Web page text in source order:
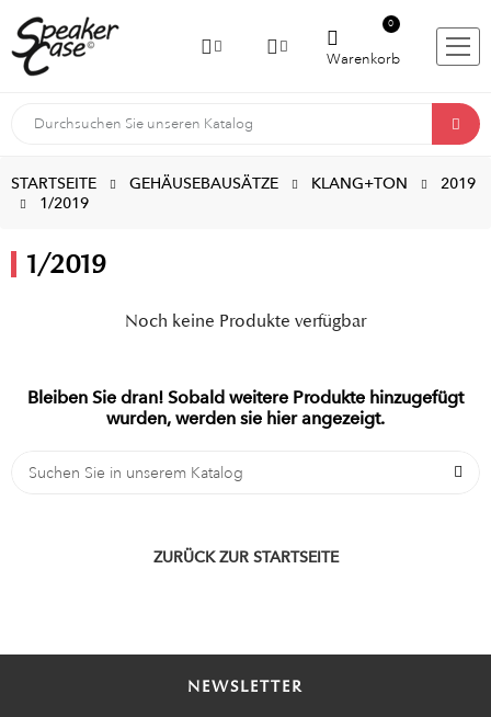
Warenkorb
0
STARTSEITE GEHÄUSEBAUSÄTZE KLANG+TON
2019
1/2019
1/2019
Noch keine Produkte verfügbar
Bleiben Sie dran! Sobald weitere Produkte hinzugefügt
wurden, werden sie hier angezeigt.
ZURÜCK ZUR STARTSEITE
NEWSLETTER